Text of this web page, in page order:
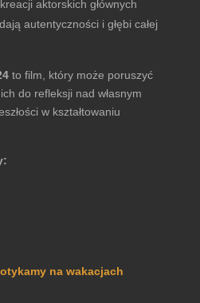
aktorskich głównych
autentyczności i głębi całej
to film, który może poruszyć
do refleksji nad własnym
w kształtowaniu
na wakacjach